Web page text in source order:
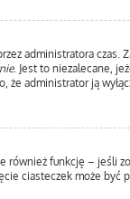
administratora czas.
. Jest to niezalecane,
administrator ją
funkcję – jeśli
ciasteczek może być